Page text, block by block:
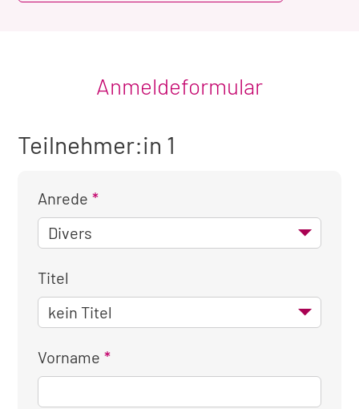
Anmeldeformular
Teilnehmer:in 1
Anrede
Titel
Vorname